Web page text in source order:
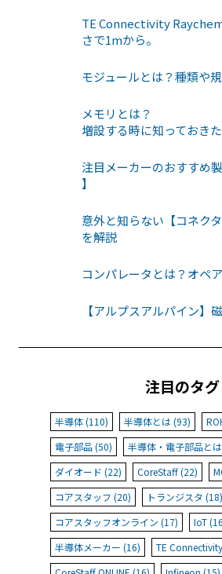
TE Connectivity
さで1mから。
モジュールとは？種類や
メモリとは？
増設する時に知っておき
注目メーカーのおすすめ
】
意外と知らない【コネク
を解説
コンパレータとは？オペ
【アルプスアルパイン】
注目のタグ
半導体 (110) 半導体とは (93)
電子部品 (50)
半導体・電子部品と
ダイオード (22)
CoreStaff (22)
コアスタッフ (20)
トランジスタ (18)
コアスタッフオンライン (17)
IoT
半導体メーカー (16)
TE